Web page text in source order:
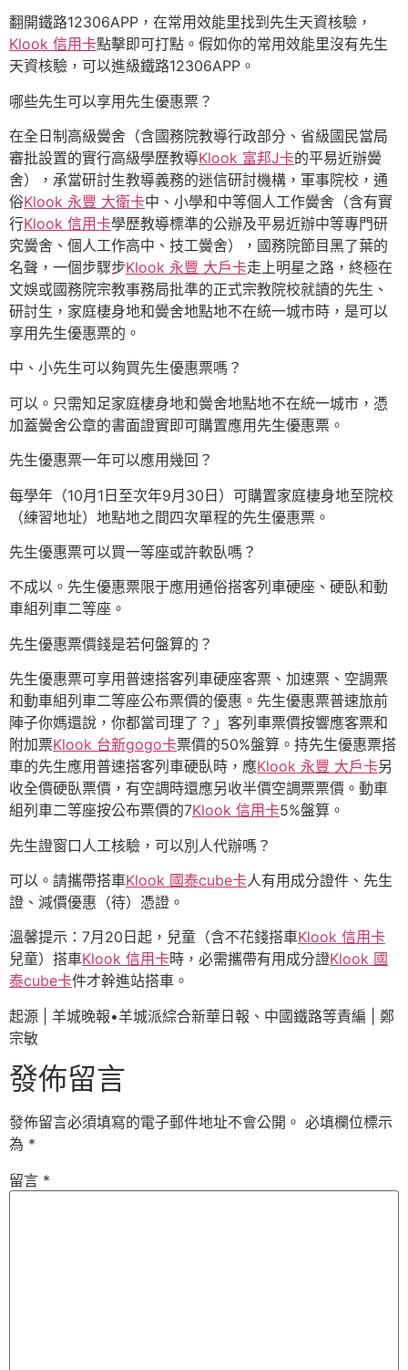
翻開鐵路12306APP，在常用效能里找到先生天資核驗，
Klook 信用卡點擊即可打點。假如你的常用效能里沒有先生
天資核驗，可以進級鐵路12306APP。
哪些先生可以享用先生優惠票？
在全日制高級黌舍（含國務院教導行政部分、省級國民當局
審批設置的實行高級學歷教導Klook 富邦J卡的平易近辦黌
舍），承當研討生教導義務的迷信研討機構，軍事院校，通
俗Klook 永豐 大衛卡中、小學和中等個人工作黌舍（含有實
行Klook 信用卡學歷教導標準的公辦及平易近辦中等專門研
究黌舍、個人工作高中、技工黌舍），國務院節目黑了葉的
名聲，一個步驟步Klook 永豐 大戶卡走上明星之路，終極在
文娛或國務院宗教事務局批準的正式宗教院校就讀的先生、
研討生，家庭棲身地和黌舍地點地不在統一城市時，是可以
享用先生優惠票的。
中、小先生可以夠買先生優惠票嗎？
可以。只需知足家庭棲身地和黌舍地點地不在統一城市，憑
加蓋黌舍公章的書面證實即可購置應用先生優惠票。
先生優惠票一年可以應用幾回？
每學年（10月1日至次年9月30日）可購置家庭棲身地至院校
（練習地址）地點地之間四次單程的先生優惠票。
先生優惠票可以買一等座或許軟臥嗎？
不成以。先生優惠票限于應用通俗搭客列車硬座、硬臥和動
車組列車二等座。
先生優惠票價錢是若何盤算的？
先生優惠票可享用普速搭客列車硬座客票、加速票、空調票
和動車組列車二等座公布票價的優惠。先生優惠票普速旅前
陣子你媽還說，你都當司理了？」客列車票價按響應客票和
附加票Klook 台新gogo卡票價的50%盤算。持先生優惠票搭
車的先生應用普速搭客列車硬臥時，應Klook 永豐 大戶卡另
收全價硬臥票價，有空調時還應另收半價空調票票價。動車
組列車二等座按公布票價的7Klook 信用卡5%盤算。
先生證窗口人工核驗，可以別人代辦嗎？
可以。請攜帶搭車Klook 國泰cube卡人有用成分證件、先生
證、減價優惠（待）憑證。
溫馨提示：7月20日起，兒童（含不花錢搭車Klook 信用卡
兒童）搭車Klook 信用卡時，必需攜帶有用成分證Klook 國
泰cube卡件才幹進站搭車。
起源 | 羊城晚報•羊城派綜合新華日報、中國鐵路等責編 | 鄭
宗敏
發佈留言
發佈留言必須填寫的電子郵件地址不會公開。 必填欄位標示
為 *
留言 *